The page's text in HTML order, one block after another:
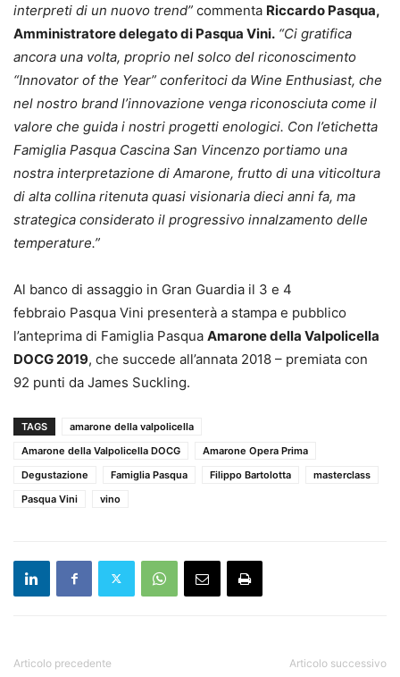
interpreti di un nuovo trend” commenta Riccardo Pasqua,
Amministratore delegato di Pasqua Vini. “Ci gratifica
ancora una volta, proprio nel solco del riconoscimento
“Innovator of the Year” conferitoci da Wine Enthusiast, che
nel nostro brand l’innovazione venga riconosciuta come il
valore che guida i nostri progetti enologici. Con l’etichetta
Famiglia Pasqua Cascina San Vincenzo portiamo una
nostra interpretazione di Amarone, frutto di una viticoltura
di alta collina ritenuta quasi visionaria dieci anni fa, ma
strategica considerato il progressivo innalzamento delle
temperature.”
Al banco di assaggio in Gran Guardia il 3 e 4
febbraio Pasqua Vini presenterà a stampa e pubblico
l’anteprima di Famiglia Pasqua Amarone della Valpolicella
DOCG 2019, che succede all’annata 2018 – premiata con
92 punti da James Suckling.
TAGS
amarone della valpolicella
Amarone della Valpolicella DOCG
Amarone Opera Prima
Degustazione
Famiglia Pasqua Filippo Bartolotta
masterclass
Pasqua Vini
vino
Articolo precedente Articolo successivo